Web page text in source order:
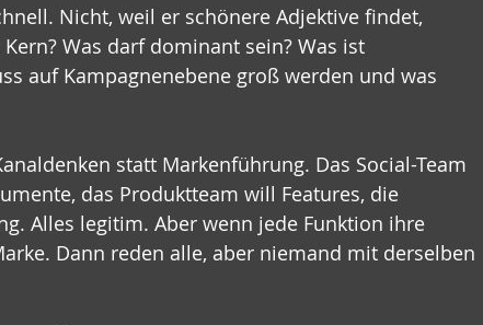
Nicht, weil er schönere Adjektive findet,
Was darf dominant sein? Was ist
auf Kampagnenebene groß werden und was
statt Markenführung. Das Social-Team
das Produktteam will Features, die
Alles legitim. Aber wenn jede Funktion ihre
Dann reden alle, aber niemand mit derselben